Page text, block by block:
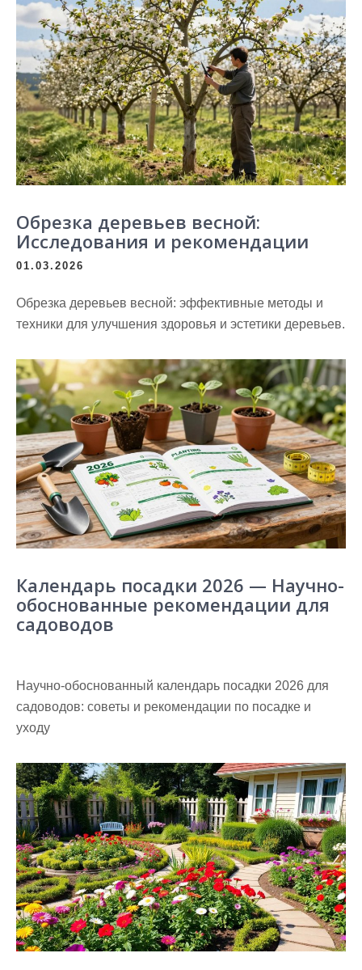
Обрезка деревьев весной:
Исследования и рекомендации
01.03.2026
Обрезка деревьев весной: эффективные методы и
техники для улучшения здоровья и эстетики деревьев.
Календарь посадки 2026 — Научно-
обоснованные рекомендации для
садоводов
Научно-обоснованный календарь посадки 2026 для
садоводов: советы и рекомендации по посадке и
уходу